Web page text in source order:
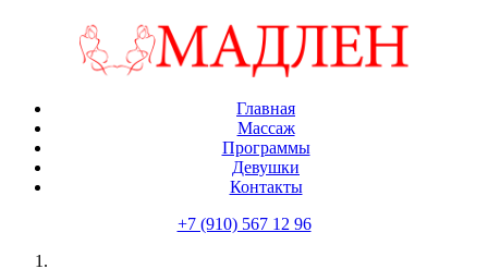
Главная
Массаж
Программы
Девушки
Контакты
+7 (910) 567 12 96